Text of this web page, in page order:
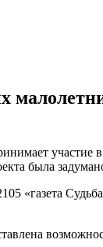
была
«газета